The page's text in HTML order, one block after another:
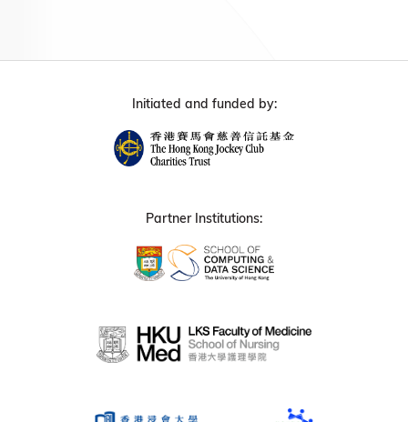
Initiated and funded by:
Partner Institutions: